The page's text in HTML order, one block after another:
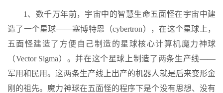
1、数千万年前，宇宙中的智慧生命五面怪在宇宙中建
造了一个星球——塞博特恩（cybertron），在这个星球上，
五面怪建造了方便自己制造的星球核心计算机魔力神球
（Vector Sigma）。并在这个星球上制造了两条生产线——
军用和民用。这两条生产线上出产的机器人就是后来变形金
刚的祖先。魔力神球在五面怪的程序下是个没有思想、没有